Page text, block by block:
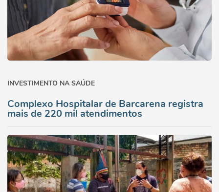
INVESTIMENTO NA SAÚDE
Complexo Hospitalar de Barcarena registra
mais de 220 mil atendimentos